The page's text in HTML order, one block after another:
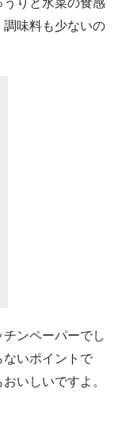
味料も少ないの
ンペーパーでし
いポイントで
いしいですよ。